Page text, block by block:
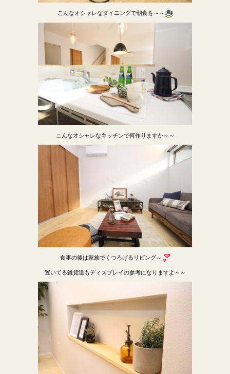
こんなオシャレなダイニングで朝食を～～
こんなオシャレなキッチンで何作りますか～～
食事の後は家族でくつろげるリビング～
置いてる雑貨達もディスプレイの参考になりますよ～～